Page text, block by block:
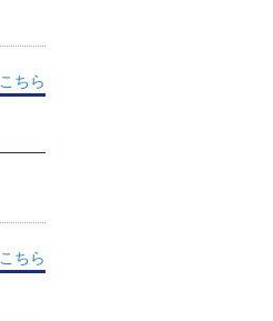
こちら
こちら